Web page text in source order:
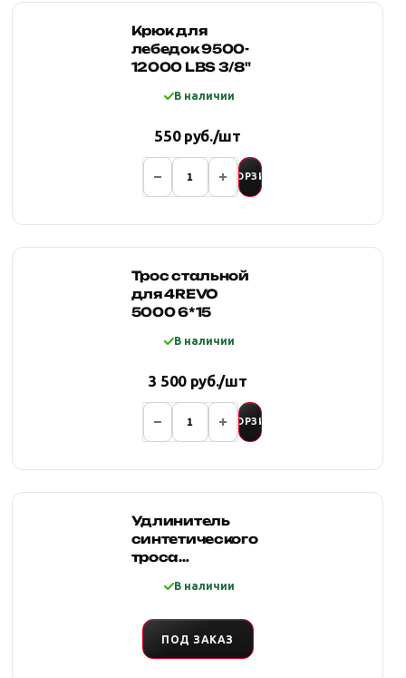
Крюк для
лебедок 9500-
12000 LBS 3/8"
В наличии
550 руб./шт
В КОРЗИНУ
Трос стальной
для 4REVO
5000 6*15
В наличии
3 500 руб./шт
В КОРЗИНУ
Удлинитель
синтетического
троса
коушамиВ наличии
ПОД ЗАКАЗ